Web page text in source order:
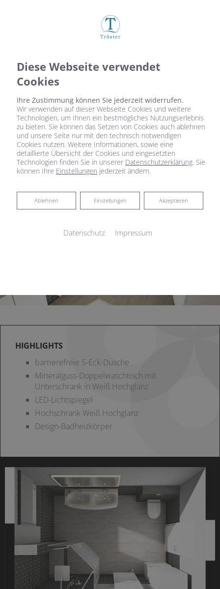
Startseite »Bad»Badinspiration & Musterbäder»Komfort-Bad 8,2 ㎡
Komfort-Bad 8,2 ㎡
HIGHLIGHTS
barrierefreie 5-Eck-Dusche
Mineralguss-Doppelwaschtisch mit
Unterschrank in Weiß Hochglanz
LED-Lichtspiegel
Hochschrank Weiß Hochglanz
Design-Badheizkörper
Diese Webseite verwendet
Cookies
Ihre Zustimmung können Sie jederzeit widerrufen.
Wir verwenden auf dieser Webseite Cookies und weitere
Technologien, um Ihnen ein bestmögliches Nutzungserlebnis
zu bieten. Sie können das Setzen von Cookies auch ablehnen
und unsere Seite nur mit den technisch notwendigen
Cookies nutzen. Weitere Informationen, sowie eine
detaillierte Übersicht der Cookies und eingesetzten
Technologien finden Sie in unserer Datenschutzerklärung . Sie
können Ihre Einstellungen jederzeit ändern.
Akzeptieren
Einstellungen
Ablehnen
Ablehnen
Datenschutz Impressum